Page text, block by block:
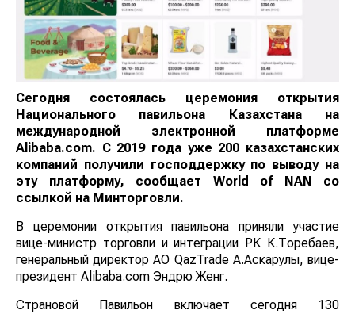
Сегодня состоялась церемония открытия
Национального павильона Казахстана на
международной электронной платформе
Alibaba.com. C 2019 года уже 200 казахстанских
компаний получили господдержку по выводу на
эту платформу, сообщает World of NAN со
ссылкой на Минторговли.
В церемонии открытия павильона приняли участие
вице-министр торговли и интеграции РК К.Торебаев,
генеральный директор АО QazTrade А.Аскарулы, вице-
президент Alibaba.com Эндрю Женг.
Страновой Павильон включает сегодня 130